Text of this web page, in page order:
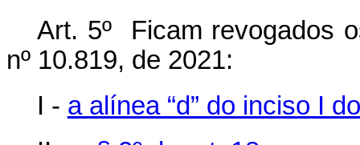
Art. 5º Ficam revogados
nº 10.819, de 2021:
I - a alínea “d” do inciso I